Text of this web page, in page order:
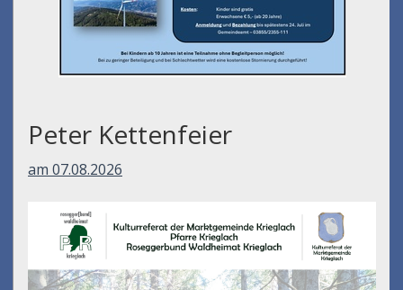
Peter Kettenfeier
am 07.08.2026